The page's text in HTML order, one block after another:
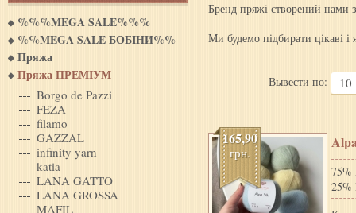
%%%MEGA SALE%%%
%%MEGA SALE БОБIНИ%%
Пряжа
Пряжа ПРЕМІУМ
Borgo de Pazzi
FEZA
filamo
GAZZAL
infinity yarn
katia
LANA GATTO
LANA GROSSA
MAFIL
Бренд пряжі створений
Ми будемо підбирати цікаві і
Вывести по: 10
165,90
грн.
75%